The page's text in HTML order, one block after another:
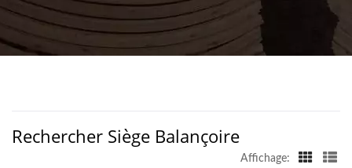
Rechercher Siège Balançoire
Affichage: